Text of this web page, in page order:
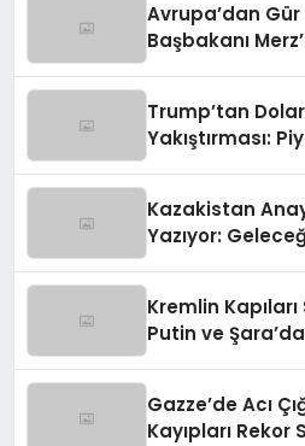
Avrupa’dan
Başbakanı
Trump’tan
Yakıştırması:
Kazakistan
Yazıyor:
Kremlin Kapıları
Putin ve
Gazze’de Acı
Kayıpları Rekor